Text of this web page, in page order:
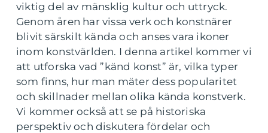
viktig del av mänsklig kultur och uttryck.
Genom åren har vissa verk och konstnärer
blivit särskilt kända och anses vara ikoner
inom konstvärlden. I denna artikel kommer vi
att utforska vad ”känd konst” är, vilka typer
som finns, hur man mäter dess popularitet
och skillnader mellan olika kända konstverk.
Vi kommer också att se på historiska
perspektiv och diskutera fördelar och